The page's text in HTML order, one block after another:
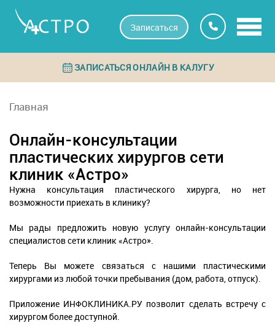
Записаться
ЗАПИСАТЬСЯ ОНЛАЙН В КАЛУГУ
Главная
Онлайн-консультации
пластических хирургов сети
клиник «Астро»
Нужна консультация пластического хирурга, но нет
возможности приехать в клинику?
Мы рады предложить новую услугу онлайн-консультации
специалистов сети клиник «Астро».
Теперь Вы можете связаться с нашими пластическими
хирургами из любой точки пребывания (дом, работа, отпуск).
Приложение ИНФОКЛИНИКА.РУ позволит сделать встречу с
хирургом более доступной.